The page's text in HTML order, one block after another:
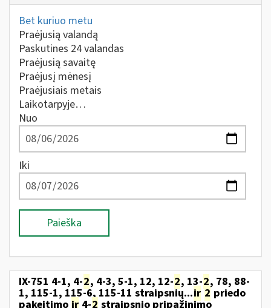
Bet kuriuo metu
Praėjusią valandą
Paskutines 24 valandas
Praėjusią savaitę
Praėjusį mėnesį
Praėjusiais metais
Laikotarpyje…
Nuo
Iki
Paieška
IX-751 4-1, 4-2, 4-3, 5-1, 12, 12-2, 13-2, 78, 88-
1, 115-1, 115-6, 115-11 straipsnių...ir 2 priedo
pakeitimo ir 4-2 straipsnio pripažinimo